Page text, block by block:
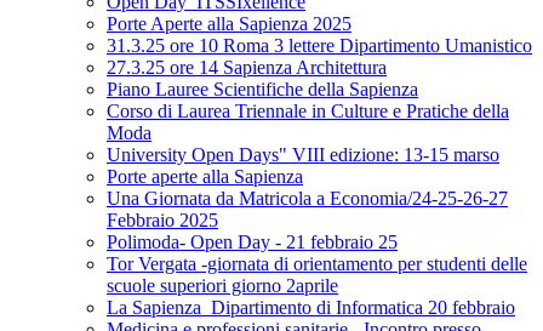
Porte Aperte alla Sapienza 2025
31.3.25 ore 10 Roma 3 lettere Dipartimento Umanistico
27.3.25 ore 14 Sapienza Architettura
Piano Lauree Scientifiche della Sapienza
Corso di Laurea Triennale in Culture e Pratiche della
Moda
University Open Days" VIII edizione: 13-15 marso
Porte aperte alla Sapienza
Una Giornata da Matricola a Economia/24-25-26-27
Febbraio 2025
Polimoda- Open Day - 21 febbraio 25
Tor Vergata -giornata di orientamento per studenti delle
scuole superiori giorno 2aprile
La Sapienza_Dipartimento di Informatica 20 febbraio